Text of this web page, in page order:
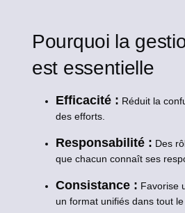
Pourquoi la
est essentielle
Efficacité : Réduit la
des efforts.
Responsabilité : Des
que chacun connaît ses
Consistance : Favorise
un format unifiés dans tout le